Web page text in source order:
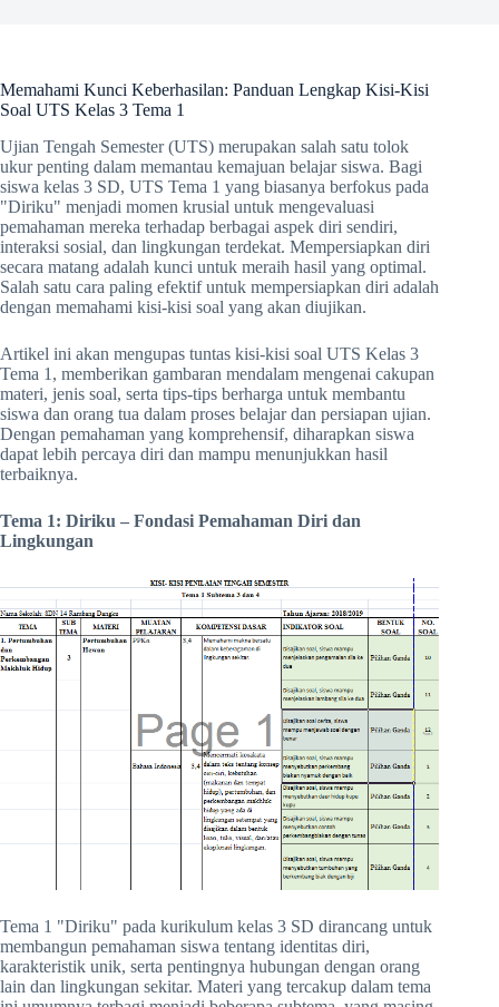
Memahami Kunci Keberhasilan: Panduan Lengkap Kisi-Kisi
Soal UTS Kelas 3 Tema 1
Ujian Tengah Semester (UTS) merupakan salah satu tolok
ukur penting dalam memantau kemajuan belajar siswa. Bagi
siswa kelas 3 SD, UTS Tema 1 yang biasanya berfokus pada
"Diriku" menjadi momen krusial untuk mengevaluasi
pemahaman mereka terhadap berbagai aspek diri sendiri,
interaksi sosial, dan lingkungan terdekat. Mempersiapkan diri
secara matang adalah kunci untuk meraih hasil yang optimal.
Salah satu cara paling efektif untuk mempersiapkan diri adalah
dengan memahami kisi-kisi soal yang akan diujikan.
Artikel ini akan mengupas tuntas kisi-kisi soal UTS Kelas 3
Tema 1, memberikan gambaran mendalam mengenai cakupan
materi, jenis soal, serta tips-tips berharga untuk membantu
siswa dan orang tua dalam proses belajar dan persiapan ujian.
Dengan pemahaman yang komprehensif, diharapkan siswa
dapat lebih percaya diri dan mampu menunjukkan hasil
terbaiknya.
Tema 1: Diriku – Fondasi Pemahaman Diri dan
Lingkungan
Tema 1 "Diriku" pada kurikulum kelas 3 SD dirancang untuk
membangun pemahaman siswa tentang identitas diri,
karakteristik unik, serta pentingnya hubungan dengan orang
lain dan lingkungan sekitar. Materi yang tercakup dalam tema